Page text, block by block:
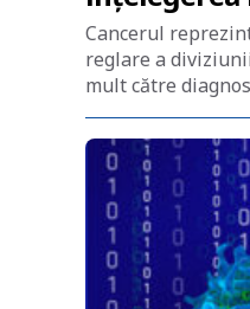
Cancerul
reglare a
mult către